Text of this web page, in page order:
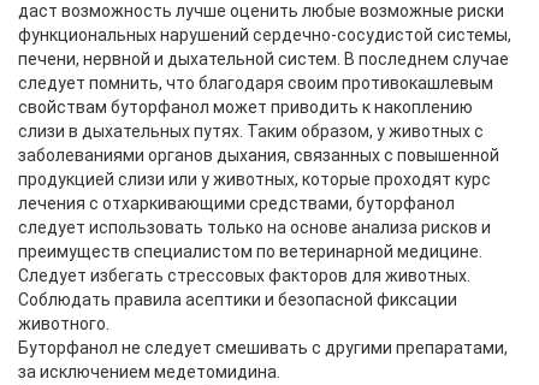
даст возможность лучше оценить любые возможные риски
функциональных нарушений сердечно-сосудистой системы,
печени, нервной и дыхательной систем. В последнем случае
следует помнить, что благодаря своим противокашлевым
свойствам буторфанол может приводить к накоплению
слизи в дыхательных путях. Таким образом, у животных с
заболеваниями органов дыхания, связанных с повышенной
продукцией слизи или у животных, которые проходят курс
лечения с отхаркивающими средствами, буторфанол
следует использовать только на основе анализа рисков и
преимуществ специалистом по ветеринарной медицине.
Следует избегать стрессовых факторов для животных.
Соблюдать правила асептики и безопасной фиксации
животного.
Буторфанол не следует смешивать с другими препаратами,
за исключением медетомидина.